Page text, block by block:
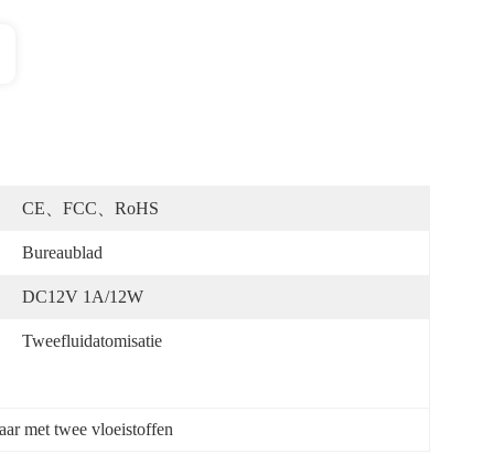
CE、FCC、RoHS
Bureaublad
DC12V 1A/12W
Tweefluidatomisatie
met twee vloeistoffen